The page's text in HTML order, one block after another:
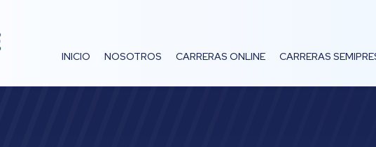
INICIO NOSOTROS CARRERAS ONLINE CARRERAS